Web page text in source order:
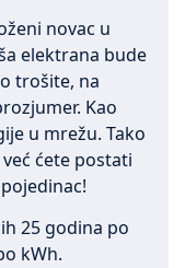
novac u
elektrana bude
trošite, na
Kao
u mrežu. Tako
ćete postati
25 godina po
kWh.